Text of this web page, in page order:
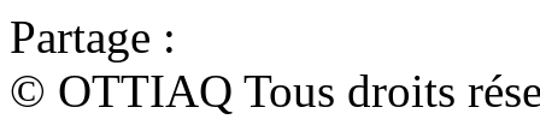
Partage :
© OTTIAQ Tous droits